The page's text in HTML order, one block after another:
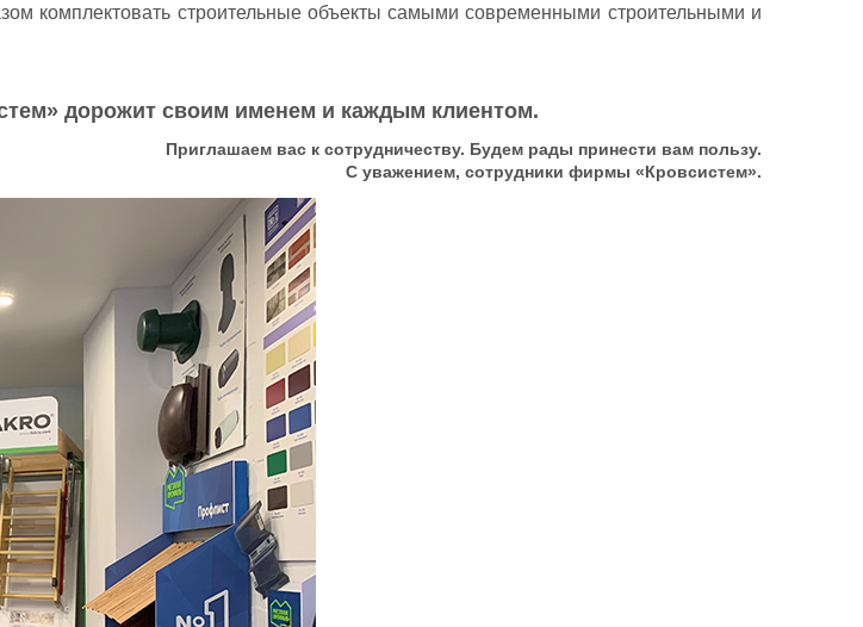
комплектовать строительные объекты самыми современными строительными и
дорожит своим именем и каждым клиентом.
Приглашаем вас к сотрудничеству. Будем рады принести вам пользу.
С уважением, сотрудники фирмы «Кровсистем».